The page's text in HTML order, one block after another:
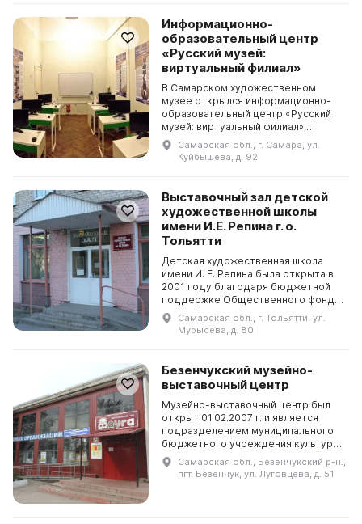
Информационно-
образовательный центр
«Русский музей:
виртуальный филиал»
В Самарском художественном
музее открылся информационно-
образовательный центр «Русский
музей: виртуальный филиал»,
состоящий из мультимедийного
кинотеатра и информационно-
образовательного класса. В це...
Самарская обл., г. Самара, ул.
Куйбышева, д. 92
Выставочный зал детской
художественной школы
имени И.Е. Репина г. о.
Тольятти
Детская художественная школа
имени И. Е. Репина была открыта в
2001 году благодаря бюджетной
поддержке Общественного фонда
Тольятти. Она ведет активную
просветительскую работу,
проводя выставки детско...
Самарская обл., г. Тольятти, ул.
Мурысева, д. 80
Безенчукский музейно-
выставочный центр
Музейно-выставочный центр был
открыт 01.02.2007 г. и является
подразделением муниципального
бюджетного учреждения культуры
Безенчукского района. Здесь
предлагается путешествие по семи
залам: «История ...
Самарская обл., Безенчукский р-н.,
пгт. Безенчук, ул. Луговцева, д. 51